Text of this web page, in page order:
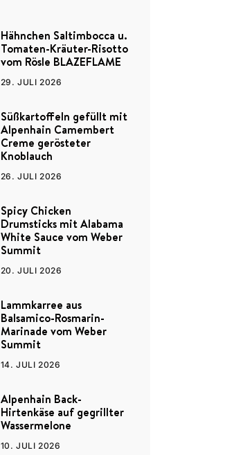
Hähnchen Saltimbocca u.
Tomaten-Kräuter-Risotto
vom Rösle BLAZEFLAME
29. JULI 2026
Süßkartoffeln gefüllt mit
Alpenhain Camembert
Creme gerösteter
Knoblauch
26. JULI 2026
Spicy Chicken
Drumsticks mit Alabama
White Sauce vom Weber
Summit
20. JULI 2026
Lammkarree aus
Balsamico-Rosmarin-
Marinade vom Weber
Summit
14. JULI 2026
Alpenhain Back-
Hirtenkäse auf gegrillter
Wassermelone
10. JULI 2026